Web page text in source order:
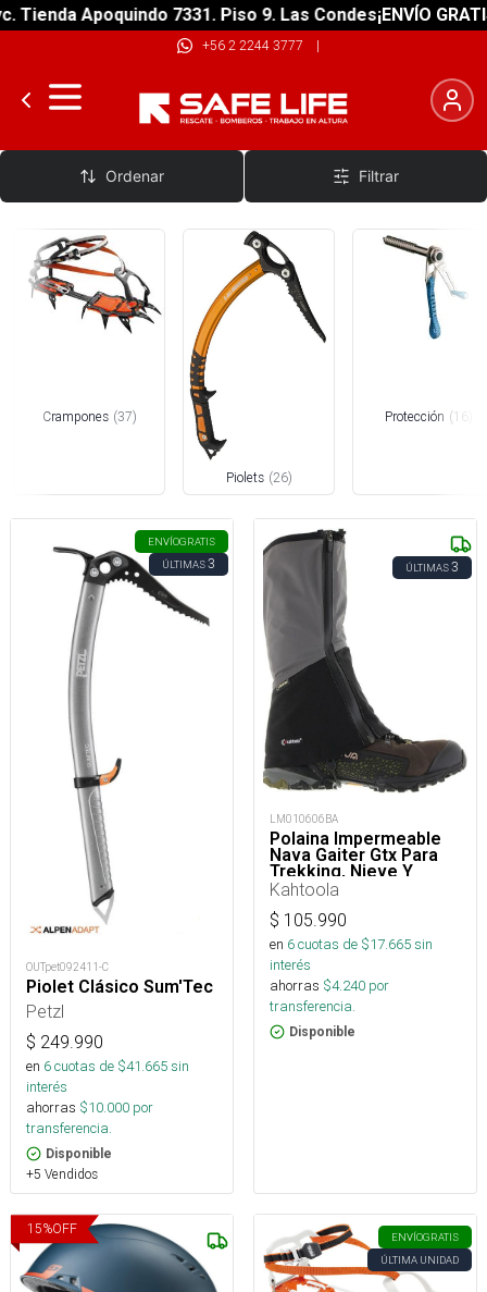
Apoquindo 7331. Piso 9. Las Condes¡ENVÍO GRATIS!
+56 2 2244 3777 |
Nieve
Ordenar Filtrar
Crampones (37)
Piolets (26)
Protección (16
ENVÍOGRATIS
ÚLTIMAS3
OUTpet092411-C
Piolet Clásico Sum'Tec
Petzl
$ 249.990
en 6cuotas de $41.665sin
interés
ahorras $10.000 por
transferencia.
Disponible
+5 Vendidos
ÚLTIMAS3
LM010606BA
Polaina Impermeable
Nava Gaiter Gtx Para
Trekking, Nieve Y
Montaña
Kahtoola
$ 105.990
en 6cuotas de $17.665sin
interés
ahorras $4.240 por
transferencia.
Disponible
15%OFF
ENVÍOGRATIS
ÚLTIMA UNIDAD